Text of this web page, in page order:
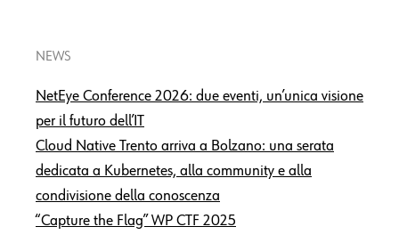
NEWS
NetEye Conference 2026: due eventi, un’unica visione
per il futuro dell’IT
Cloud Native Trento arriva a Bolzano: una serata
dedicata a Kubernetes, alla community e alla
condivisione della conoscenza
“Capture the Flag” WP CTF 2025